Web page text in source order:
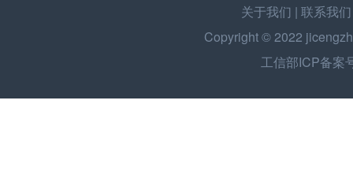
关于我们 | 联系我们
Copyright © 2022
工信部ICP备案